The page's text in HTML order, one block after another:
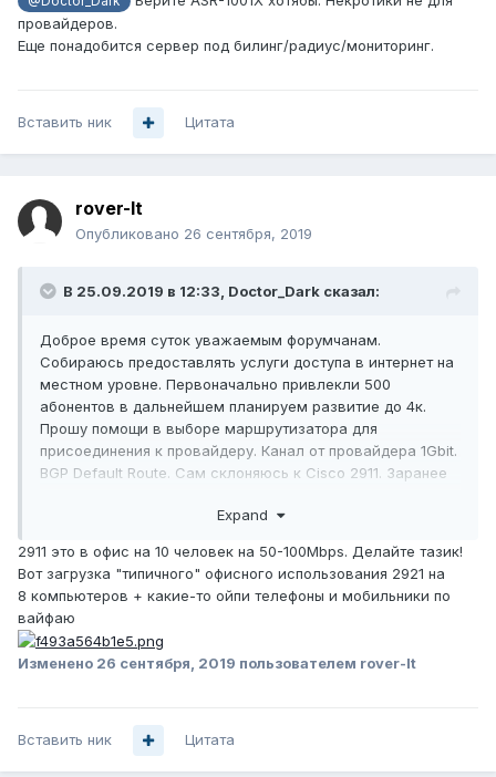
провайдеров.
Еще понадобится сервер под билинг/радиус/мониторинг.
Вставить ник Цитата
rover-lt
Опубликовано 26 сентября, 2019
В 25.09.2019 в 12:33, Doctor_Dark сказал:
Доброе время суток уважаемым форумчанам.
Собираюсь предоставлять услуги доступа в интернет на
местном уровне. Первоначально привлекли 500
абонентов в дальнейшем планируем развитие до 4к.
Прошу помощи в выборе маршрутизатора для
присоединения к провайдеру. Канал от провайдера 1Gbit.
BGP Default Route. Сам склоняюсь к Cisco 2911. Заранее
Expand
2911 это в офис на 10 человек на 50-100Mbps. Делайте тазик!
Вот загрузка "типичного" офисного использования 2921 на
8 компьютеров + какие-то ойпи телефоны и мобильники по
вайфаю
Изменено 26 сентября, 2019 пользователем rover-lt
Вставить ник Цитата